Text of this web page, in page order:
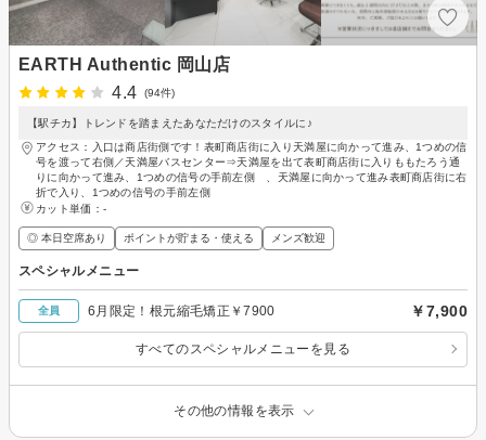
EARTH Authentic 岡山店
4.4
(94件)
【駅チカ】トレンドを踏まえたあなただけのスタイルに♪
アクセス：入口は商店街側です！表町商店街に入り天満屋に向かって進み、1つめの信
号を渡って右側／天満屋バスセンター⇒天満屋を出て表町商店街に入りももたろう通
りに向かって進み、1つめの信号の手前左側 、天満屋に向かって進み表町商店街に右
折で入り、1つめの信号の手前左側
カット単価： -
◎ 本日空席あり ポイントが貯まる・使える メンズ歓迎
スペシャルメニュー
全員 6月限定！根元縮毛矯正￥7900 ￥7,900
すべてのスペシャルメニューを見る
その他の情報を表示